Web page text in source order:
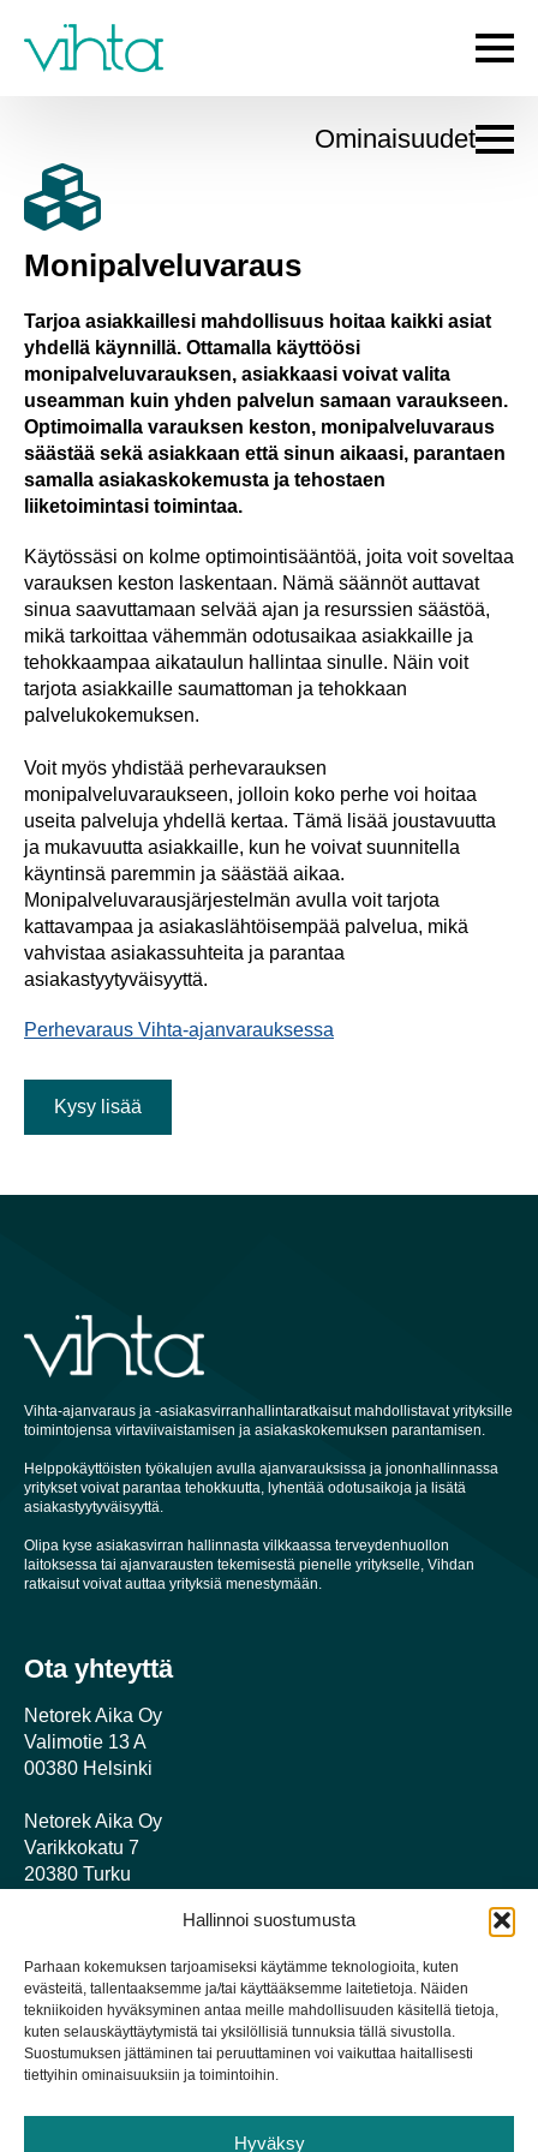
Hallinnoi suostumusta
Parhaan kokemuksen tarjoamiseksi käytämme teknologioita, kuten
evästeitä, tallentaaksemme ja/tai käyttääksemme laitetietoja. Näiden
tekniikoiden hyväksyminen antaa meille mahdollisuuden käsitellä tietoja,
kuten selauskäyttäytymistä tai yksilöllisiä tunnuksia tällä sivustolla.
Suostumuksen jättäminen tai peruuttaminen voi vaikuttaa haitallisesti
tiettyihin ominaisuuksiin ja toimintoihin.
Hyväksy
Ominaisuudet
Monipalveluvaraus
Tarjoa asiakkaillesi mahdollisuus hoitaa kaikki asiat
yhdellä käynnillä. Ottamalla käyttöösi
monipalveluvarauksen, asiakkaasi voivat valita
useamman kuin yhden palvelun samaan varaukseen.
Optimoimalla varauksen keston, monipalveluvaraus
säästää sekä asiakkaan että sinun aikaasi, parantaen
samalla asiakaskokemusta ja tehostaen
liiketoimintasi toimintaa.
Käytössäsi on kolme optimointisääntöä, joita voit soveltaa
varauksen keston laskentaan. Nämä säännöt auttavat
sinua saavuttamaan selvää ajan ja resurssien säästöä,
mikä tarkoittaa vähemmän odotusaikaa asiakkaille ja
tehokkaampaa aikataulun hallintaa sinulle. Näin voit
tarjota asiakkaille saumattoman ja tehokkaan
palvelukokemuksen.
Voit myös yhdistää perhevarauksen
monipalveluvaraukseen, jolloin koko perhe voi hoitaa
useita palveluja yhdellä kertaa. Tämä lisää joustavuutta
ja mukavuutta asiakkaille, kun he voivat suunnitella
käyntinsä paremmin ja säästää aikaa.
Monipalveluvarausjärjestelmän avulla voit tarjota
kattavampaa ja asiakaslähtöisempää palvelua, mikä
vahvistaa asiakassuhteita ja parantaa
asiakastyytyväisyyttä.
Perhevaraus Vihta-ajanvarauksessa
Kysy lisää
Vihta-ajanvaraus ja -asiakasvirranhallintaratkaisut mahdollistavat yrityksille
toimintojensa virtaviivaistamisen ja asiakaskokemuksen parantamisen.
Helppokäyttöisten työkalujen avulla ajanvarauksissa ja jononhallinnassa
yritykset voivat parantaa tehokkuutta, lyhentää odotusaikoja ja lisätä
asiakastyytyväisyyttä.
Olipa kyse asiakasvirran hallinnasta vilkkaassa terveydenhuollon
laitoksessa tai ajanvarausten tekemisestä pienelle yritykselle, Vihdan
ratkaisut voivat auttaa yrityksiä menestymään.
Ota yhteyttä
Netorek Aika Oy
Valimotie 13 A
00380 Helsinki
Netorek Aika Oy
Varikkokatu 7
20380 Turku
timo [at] vihta.com
+358 44 044 9008
Antti Laitinen
antti [at] vihta.com